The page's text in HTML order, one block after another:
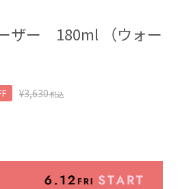
ザー 180ml （ウォー
¥3,630税込